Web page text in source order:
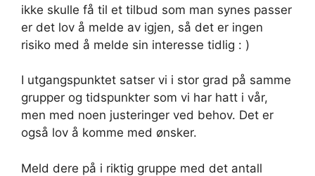
ikke skulle få til et tilbud som man synes passer
er det lov å melde av igjen, så det er ingen
risiko med å melde sin interesse tidlig : )
I utgangspunktet satser vi i stor grad på samme
grupper og tidspunkter som vi har hatt i vår,
men med noen justeringer ved behov. Det er
også lov å komme med ønsker.
Meld dere på i riktig gruppe med det antall